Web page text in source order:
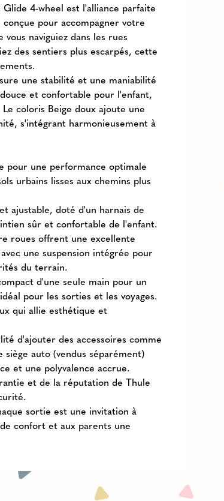
4-wheel est l'alliance parfaite
pour accompagner votre
naviguiez dans les rues
des sentiers plus escarpés, cette
une stabilité et une maniabilité
et confortable pour l'enfant,
coloris Beige doux ajoute une
s'intégrant harmonieusement à
pour une performance optimale
urbains lisses aux chemins plus
ajustable, doté d'un harnais de
sûr et confortable de l'enfant.
roues offrent une excellente
une suspension intégrée pour
du terrain.
d'une seule main pour un
pour les sorties et les voyages.
qui allie esthétique et
d'ajouter des accessoires comme
auto (vendus séparément)
et une polyvalence accrue.
et de la réputation de Thule
sortie est une invitation à
confort et aux parents une